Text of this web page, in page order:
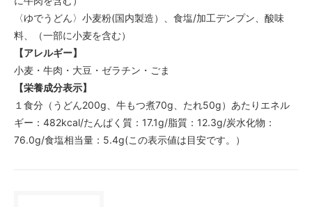
〈ゆでうどん〉小麦粉(国内製造）、食塩/加工デンプン、酸味
料、（一部に小麦を含む）
【アレルギー】
小麦・牛肉・大豆・ゼラチン・ごま
【栄養成分表示】
１食分（うどん200g、牛もつ煮70g、たれ50g）あたりエネル
ギー：482kcal/たんぱく質：17.1g/脂質：12.3g/炭水化物：
76.0g/食塩相当量：5.4g(この表示値は目安です。）